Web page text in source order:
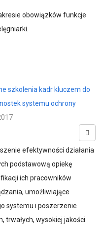
obowiązków funkcje
szkolenia kadr kluczem do
systemu ochrony
efektywności działania
podstawową opiekę
ich pracowników
umożliwiające
systemu i poszerzenie
trwałych, wysokiej jakości